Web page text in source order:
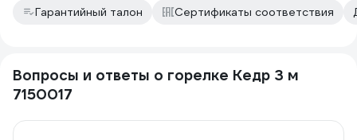
Гарантийный талон Сертификаты соответствия
Вопросы и ответы о горелке Кедр 3 м
7150017